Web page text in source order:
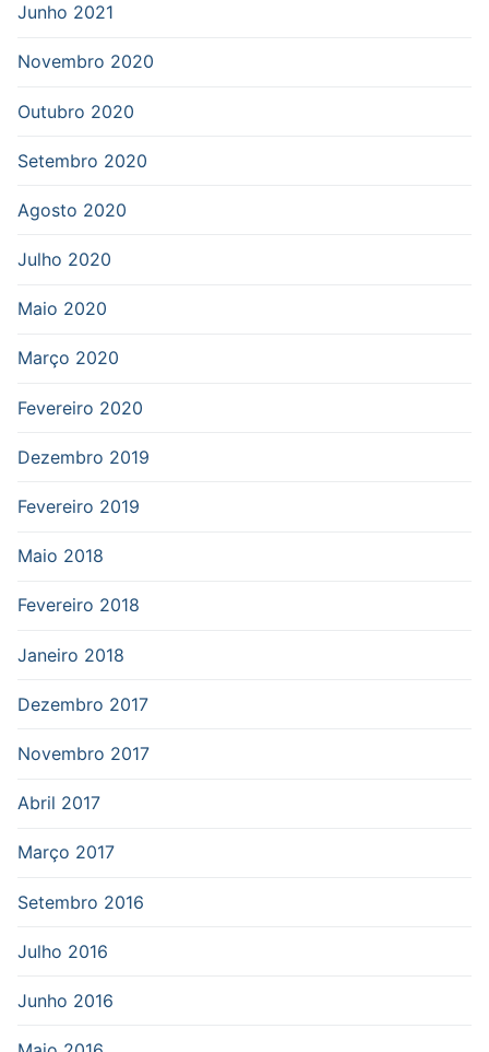
Junho 2021
Novembro 2020
Outubro 2020
Setembro 2020
Agosto 2020
Julho 2020
Maio 2020
Março 2020
Fevereiro 2020
Dezembro 2019
Fevereiro 2019
Maio 2018
Fevereiro 2018
Janeiro 2018
Dezembro 2017
Novembro 2017
Abril 2017
Março 2017
Setembro 2016
Julho 2016
Junho 2016